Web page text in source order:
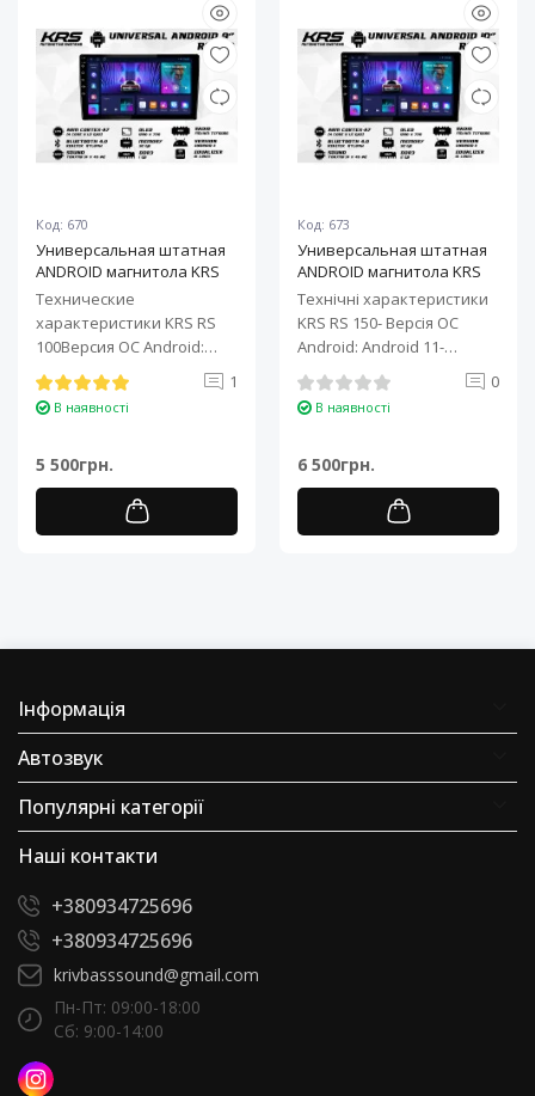
Код: 670
Универсальная штатная
ANDROID магнитола KRS
RS 100 9" 1/32 GB
Технические
характеристики KRS RS
100Версия ОС Android:
Android 11Процессор: 4-
ядерный ARM Cortex-A7..
1
В наявності
5 500грн.
Код: 673
Универсальная штатная
ANDROID магнитола KRS
RS 150 10" 2/32 GB
Технічні характеристики
KRS RS 150- Версія ОС
Android: Android 11-
Процесор: 4-ядерний ARM
Cortex-A7..
0
В наявності
6 500грн.
Інформація
Автозвук
Популярні категорії
Наші контакти
+380934725696
+380934725696
krivbasssound@gmail.com
Пн-Пт: 09:00-18:00
Сб: 9:00-14:00